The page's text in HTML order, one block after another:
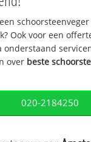
Ook voor een
onderstaand
over beste
020-2184250